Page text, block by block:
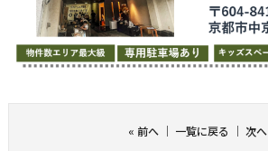
« 前へ ｜ 一覧に戻る ｜次へ